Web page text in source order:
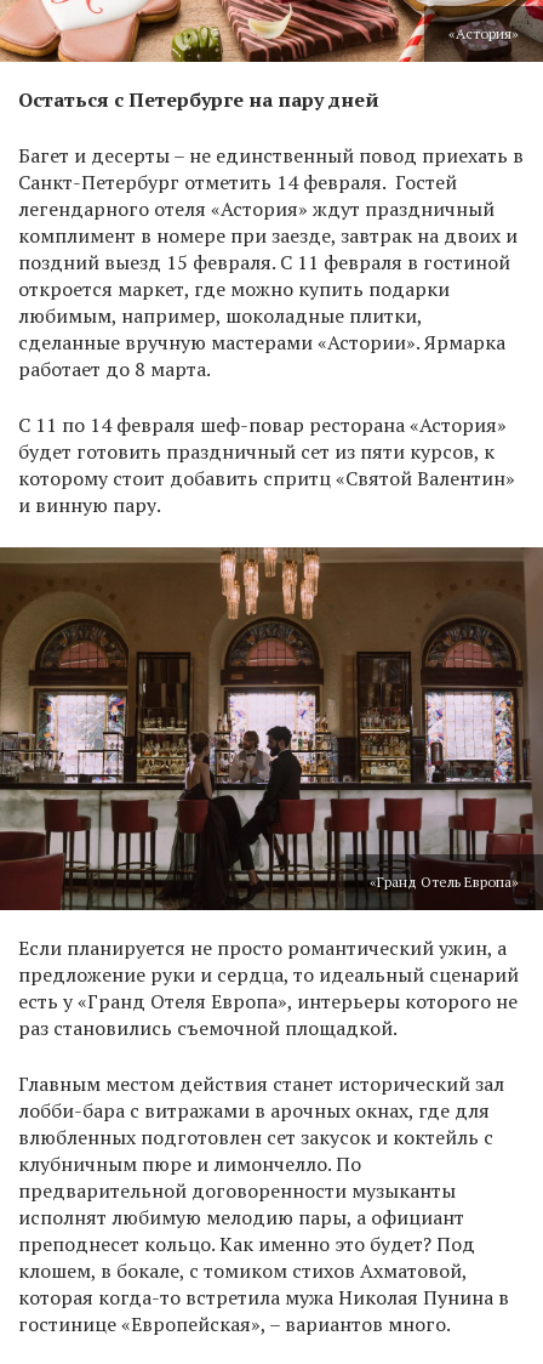
«Астория»
Остаться с Петербурге на пару дней
Багет и десерты – не единственный повод приехать в
Санкт-Петербург отметить 14 февраля. Гостей
легендарного отеля «Астория» ждут праздничный
комплимент в номере при заезде, завтрак на двоих и
поздний выезд 15 февраля. С 11 февраля в гостиной
откроется маркет, где можно купить подарки
любимым, например, шоколадные плитки,
сделанные вручную мастерами «Астории». Ярмарка
работает до 8 марта.
С 11 по 14 февраля шеф-повар ресторана «Астория»
будет готовить праздничный сет из пяти курсов, к
которому стоит добавить спритц «Святой Валентин»
и винную пару.
«Гранд Отель Европа»
Если планируется не просто романтический ужин, а
предложение руки и сердца, то идеальный сценарий
есть у «Гранд Отеля Европа», интерьеры которого не
раз становились съемочной площадкой.
Главным местом действия станет исторический зал
лобби-бара с витражами в арочных окнах, где для
влюбленных подготовлен сет закусок и коктейль с
клубничным пюре и лимончелло. По
предварительной договоренности музыканты
исполнят любимую мелодию пары, а официант
преподнесет кольцо. Как именно это будет? Под
клошем, в бокале, с томиком стихов Ахматовой,
которая когда-то встретила мужа Николая Пунина в
гостинице «Европейская», – вариантов много.